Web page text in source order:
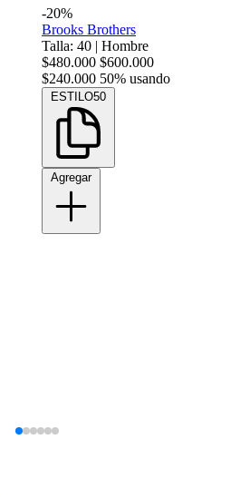
-20%
Brooks Brothers
Talla: 40 | Hombre
$480.000 $600.000
$240.000 50% usando
ESTILO50
Agregar